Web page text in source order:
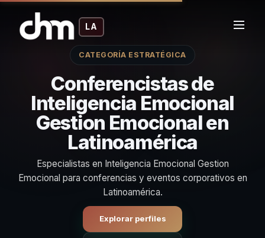
LA
CATEGORÍA ESTRATÉGICA
Conferencistas de
Inteligencia Emocional
Gestion Emocional en
Latinoamérica
Especialistas en Inteligencia Emocional Gestion
Emocional para conferencias y eventos corporativos en
Latinoamérica.
Explorar perfiles